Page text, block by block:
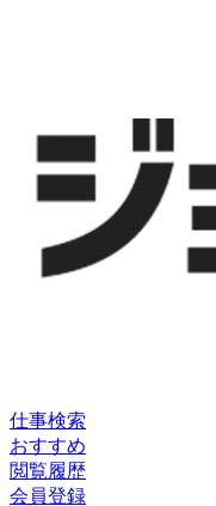
仕事検索
おすすめ
閲覧履歴
会員登録